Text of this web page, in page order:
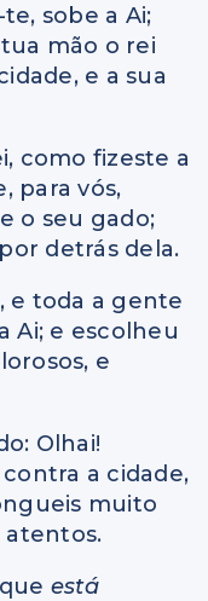
sobe a Ai;
mão o rei
e a sua
como fizeste a
para vós,
o seu gado;
detrás dela.
e toda a gente
Ai; e escolheu
e
Olhai!
a cidade,
muito
atentos.
está